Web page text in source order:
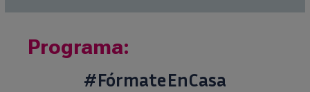
Programa:
#FórmateEnCasa